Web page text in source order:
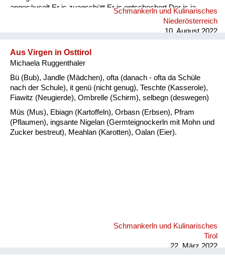
angesäuselt Er is zuagschütt Er is ontschechert Der is ja
schon gaunz steif Der is steif (steifer Blick) Fett wie ein
Radierer Blunzenfett sein Angefüllt sein abgefüllt sein
Schmankerln und Kulinarisches
Niederösterreich
10. August 2022
Aus Virgen in Osttirol
Michaela Ruggenthaler
Bü (Bub), Jandle (Mädchen), ofta (danach - ofta da Schüle
nach der Schule), it genü (nicht genug), Teschte (Kasserole),
Fiawitz (Neugierde), Ombrelle (Schirm), selbegn (deswegen)
Müs (Mus), Ebiagn (Kartoffeln), Orbasn (Erbsen), Pfram
(Pflaumen), ingsante Nigelan (Germteignockerln mit Mohn und
Zucker bestreut), Meahlan (Karotten), Oalan (Eier).
Schmankerln und Kulinarisches
Tirol
22. März 2022